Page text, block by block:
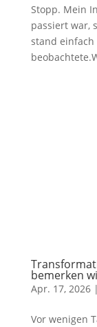
Stopp. Mein
passiert war,
stand
bemerken
Apr. 17, 2026|
Vor wenigen